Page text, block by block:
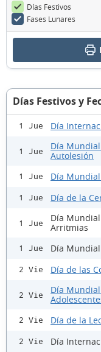
Días Festivos
Fases Lunares
Días Festivos y
1 Jue Día
1 Jue
Día
Autolesión
1 Jue Día
1 Jue Día de la
1 Jue
Día
Arritmias
1 Jue Día
2 Vie Día de las
2 Vie
Día
2 Vie Día de la
2 Vie Día